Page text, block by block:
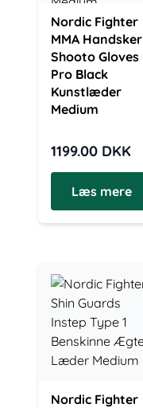
Nordic Fighter
MMA Handsker
Shooto Gloves
Pro Black
Kunstlæder
Medium
1199.00 DKK
Læs mere
Nordic Fighter